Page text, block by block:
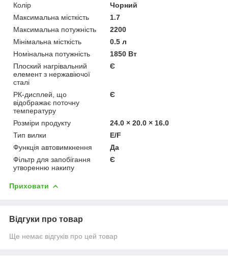
Колір
Чорний
Максимальна місткість
1.7
Максимальна потужність
2200
Мінімальна місткість
0.5 л
Номінальна потужність
1850 Вт
Плоский нагрівальний
елемент з нержавіючої
сталі
Є
РК-дисплей, що
відображає поточну
температуру
Є
Розміри продукту
24.0 × 20.0 × 16.0
Тип вилки
E/F
Функція автовимкнення
Да
Фільтр для запобігання
утворенню накипу
Є
Приховати
Відгуки про товар
Ще немає відгуків про цей товар